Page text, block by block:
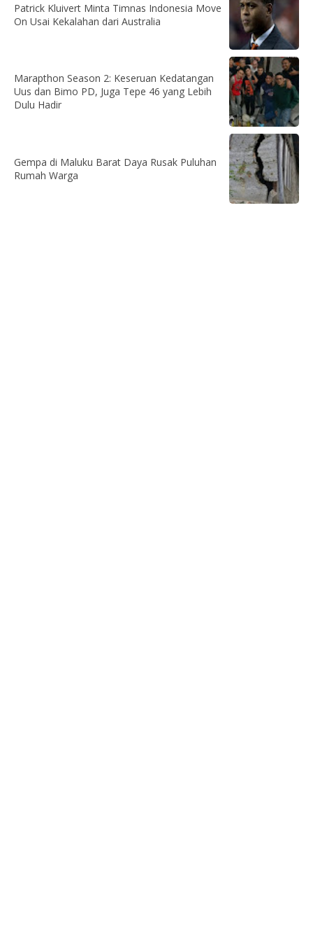
Patrick Kluivert Minta Timnas Indonesia Move
On Usai Kekalahan dari Australia
Marapthon Season 2: Keseruan Kedatangan
Uus dan Bimo PD, Juga Tepe 46 yang Lebih
Dulu Hadir
Gempa di Maluku Barat Daya Rusak Puluhan
Rumah Warga